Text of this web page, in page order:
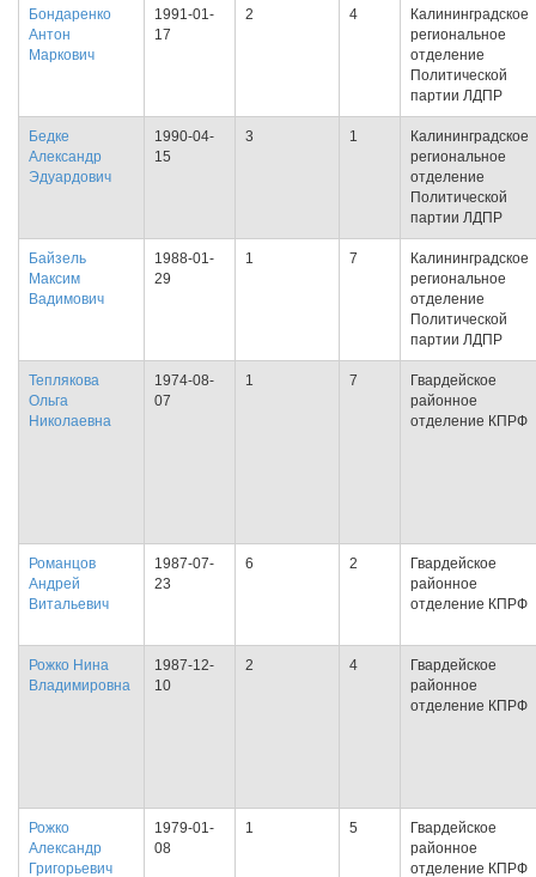
Бондаренко
Антон
Маркович
1991-01-
17
2 4
Калининградское
региональное
отделение
Политической
партии ЛДПР
Бедке
Александр
Эдуардович
1990-04-
15
3 1
Калининградское
региональное
отделение
Политической
партии ЛДПР
Байзель
Максим
Вадимович
1988-01-
29
1 7
Калининградское
региональное
отделение
Политической
партии ЛДПР
Теплякова
Ольга
Николаевна
1974-08-
07
1 7
Гвардейское
районное
отделение КПРФ
Романцов
Андрей
Витальевич
1987-07-
23
6 2
Гвардейское
районное
отделение КПРФ
Рожко Нина
Владимировна
1987-12-
10
2 4
Гвардейское
районное
отделение КПРФ
Рожко
Александр
Григорьевич
1979-01-
08
1 5
Гвардейское
районное
отделение КПРФ